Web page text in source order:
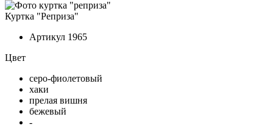
Куртка "Реприза"
Артикул 1965
Цвет
серо-фиолетовый
хаки
прелая вишня
бежевый
-